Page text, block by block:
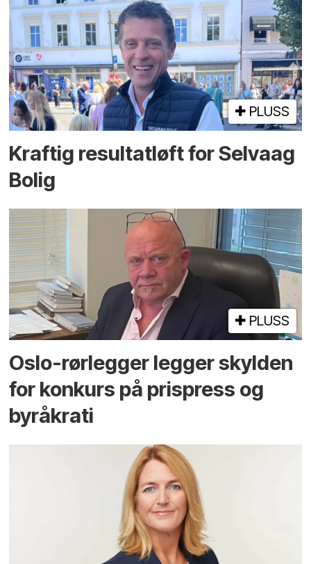
PLUSS
Kraftig resultatløft for Selvaag
Bolig
PLUSS
Oslo-rørlegger legger skylden
for konkurs på prispress og
byråkrati